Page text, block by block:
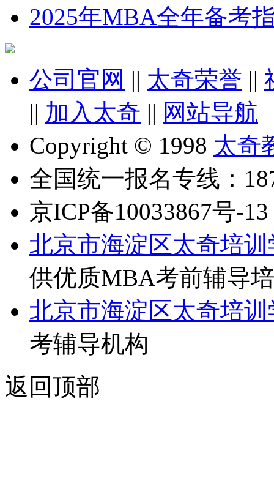
2025年MBA全年备考
公司官网 || 太奇荣誉 ||
|| 加入太奇 || 网站导航
Copyright © 1998 太奇
全国统一报名专线：
京ICP备10033867号-13
北京市海淀区太奇培训
供优质MBA考前辅导
北京市海淀区太奇培训
考辅导机构
返回顶部